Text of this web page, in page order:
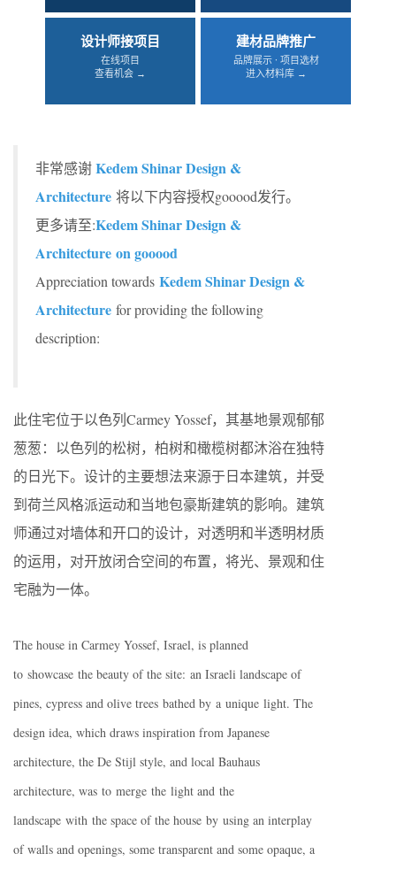
设计师接项目
在线项目
查看机会 →
建材品牌推广
品牌展示 · 项目选材
进入材料库 →
非常感谢Kedem Shinar Design &
Architecture 将以下内容授权gooood发行。
更多请至:Kedem Shinar Design &
Architecture on gooood
Appreciation towards Kedem Shinar Design &
Architecture for providing the following
description:
此住宅位于以色列Carmey Yossef，其基地景观郁郁
葱葱：以色列的松树，柏树和橄榄树都沐浴在独特
的日光下。设计的主要想法来源于日本建筑，并受
到荷兰风格派运动和当地包豪斯建筑的影响。建筑
师通过对墙体和开口的设计，对透明和半透明材质
的运用，对开放闭合空间的布置，将光、景观和住
宅融为一体。
The house in Carmey Yossef, Israel, is planned
to showcase the beauty of the site: an Israeli landscape of
pines, cypress and olive trees bathed by a unique light. The
design idea, which draws inspiration from Japanese
architecture, the De Stijl style, and local Bauhaus
architecture, was to merge the light and the
landscape with the space of the house by using an interplay
of walls and openings, some transparent and some opaque, a